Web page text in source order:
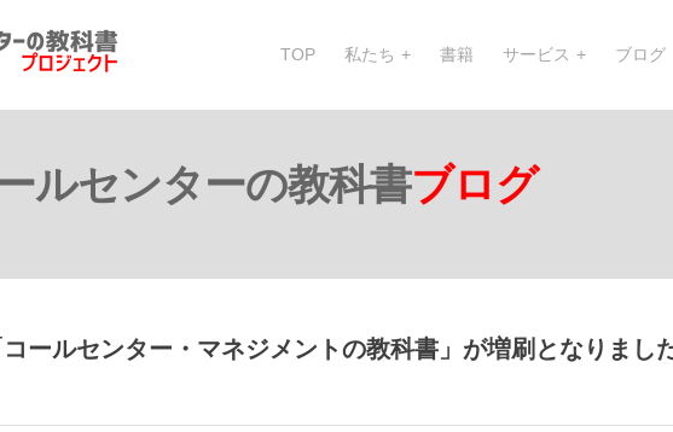
TOP 私たち 書籍 サービス ブログ
ルセンターの教科書ブログ
ールセンター・マネジメントの教科書」が増刷となりまし